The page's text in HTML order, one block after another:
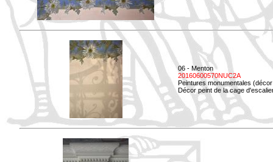
06 - Menton
20160600570NUC2A
Peintures monumentales
Décor peint de la cage